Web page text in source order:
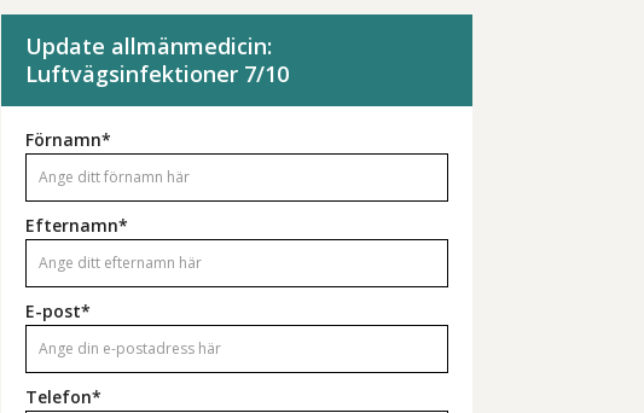
Update allmänmedicin:
Luftvägsinfektioner 7/10
Förnamn*
Efternamn*
E-post*
Telefon*